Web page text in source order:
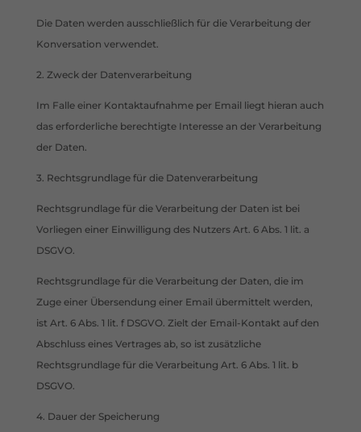
Die Daten werden ausschließlich für die Verarbeitung der
Konversation verwendet.
2. Zweck der Datenverarbeitung
Im Falle einer Kontaktaufnahme per Email liegt hieran auch
das erforderliche berechtigte Interesse an der Verarbeitung
der Daten.
3. Rechtsgrundlage für die Datenverarbeitung
Rechtsgrundlage für die Verarbeitung der Daten ist bei
Vorliegen einer Einwilligung des Nutzers Art. 6 Abs. 1 lit. a
DSGVO.
Rechtsgrundlage für die Verarbeitung der Daten, die im
Zuge einer Übersendung einer Email übermittelt werden,
ist Art. 6 Abs. 1 lit. f DSGVO. Zielt der Email-Kontakt auf den
Abschluss eines Vertrages ab, so ist zusätzliche
Rechtsgrundlage für die Verarbeitung Art. 6 Abs. 1 lit. b
DSGVO.
4. Dauer der Speicherung